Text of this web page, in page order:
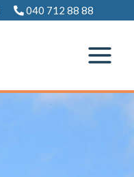
040 712 88 88